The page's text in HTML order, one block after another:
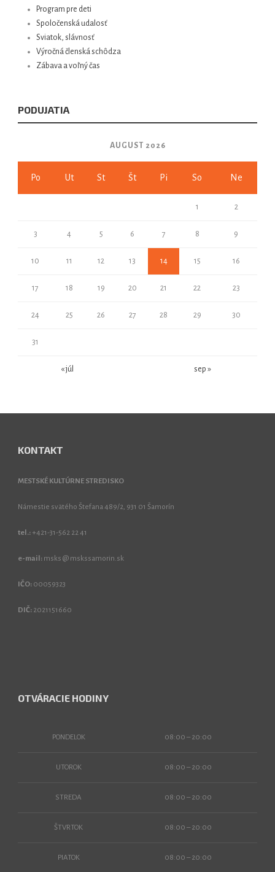
Program pre deti
Spoločenská udalosť
Sviatok, slávnosť
Výročná členská schôdza
Zábava a voľný čas
PODUJATIA
AUGUST 2026
Po Ut St Št Pi So Ne
1 2
3 4 5 6 7 8 9
10 11 12 13 14 15 16
17 18 19 20 21 22 23
24 25 26 27 28 29 30
31
« júl sep »
KONTAKT
MESTSKÉ KULTÚRNE STREDISKO
Námestie svätého Štefana 489/2, 931 01 Šamorín
tel.: +421-31-562 22 41
e-mail: msks @ mskssamorin.sk
IČO: 00059323
DIČ: 2021151660
OTVÁRACIE HODINY
PONDELOK 08:00 – 20:00
UTOROK 08:00 – 20:00
STREDA 08:00 – 20:00
ŠTVRTOK 08:00 – 20:00
PIATOK 08:00 – 20:00